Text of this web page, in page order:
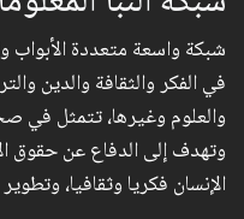
شبكة واسعة متعددة
في الفكر والثقافة والدين
والعلوم وغيرها، تتمثل في
وتهدف إلى الدفاع عن حقوق
الإنسان فكريا وثقافيا،